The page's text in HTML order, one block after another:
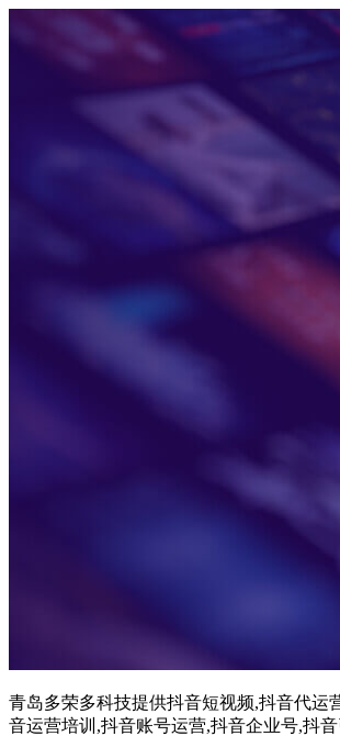
青岛多荣多科技提供抖音短视频,抖音代运
音运营培训,抖音账号运营,抖音企业号,抖